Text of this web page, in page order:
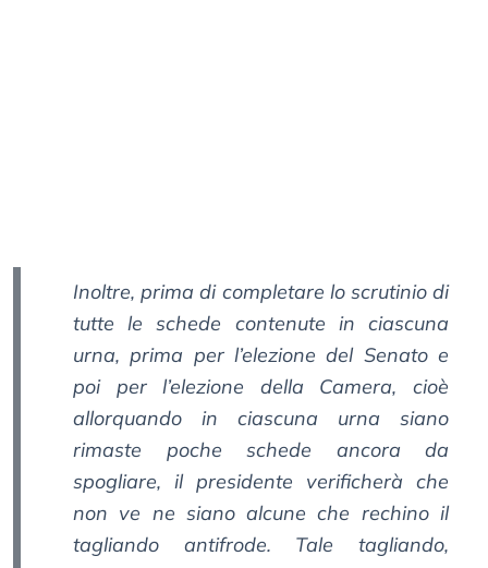
Inoltre, prima di completare lo scrutinio di
tutte le schede contenute in ciascuna
urna, prima per l’elezione del Senato e
poi per l’elezione della Camera, cioè
allorquando in ciascuna urna siano
rimaste poche schede ancora da
spogliare, il presidente verificherà che
non ve ne siano alcune che rechino il
tagliando antifrode. Tale tagliando,